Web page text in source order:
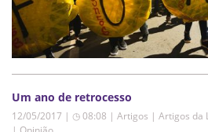
Um ano de retrocesso
12/05/2017 | ◷ 08:08 | Artigos | Artigos da
| Opinião